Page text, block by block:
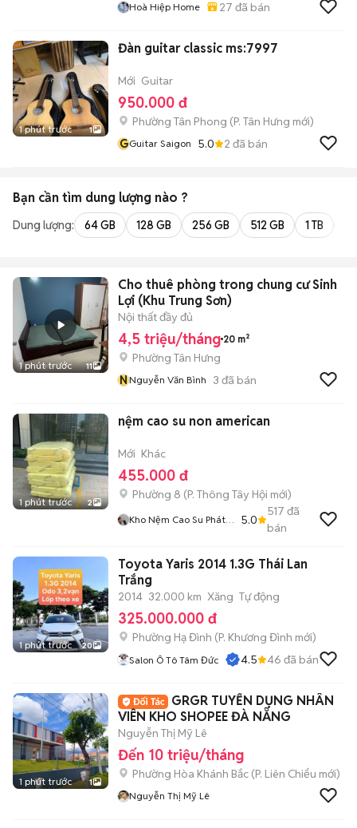
Hoà Hiệp Home 27 đã bán
1 phút trước 1
Đàn guitar classic ms:7997
Mới Guitar
950.000 đ
Phường Tân Phong (P. Tân Hưng mới)
GGuitar Saigon 5.0 2 đã bán
Bạn cần tìm dung lượng nào ?
Dung lượng: 64 GB 128 GB 256 GB 512 GB 1 TB
1 phút trước 11
Cho thuê phòng trong chung cư Sinh
Lợi (Khu Trung Sơn)
Nội thất đầy đủ
4,5 triệu/tháng 20 m²
Phường Tân Hưng
NNguyễn Văn Bình 3 đã bán
1 phút trước 2
nệm cao su non american
Mới Khác
455.000 đ
Phường 8 (P. Thông Tây Hội mới)
Kho Nệm Cao Su Phát
5.0
517 đã
bán
1 phút trước 20
Toyota Yaris 2014 1.3G Thái Lan
Trắng
2014 32.000 km Xăng Tự động
325.000.000 đ
Phường Hạ Đình (P. Khương Đình mới)
Salon Ô Tô Tâm Đức 4.5 46 đã bán
1 phút trước 1
GRGR TUYỂN DỤNG NHÂN
VIÊN KHO SHOPEE ĐÀ NẴNG
Nguyễn Thị Mỹ Lê
Đến 10 triệu/tháng
Phường Hòa Khánh Bắc (P. Liên Chiểu mới)
Nguyễn Thị Mỹ Lê